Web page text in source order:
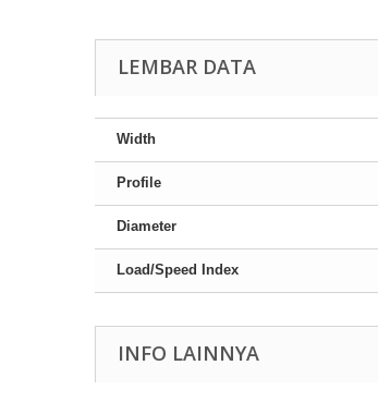
LEMBAR DATA
Width
Profile
Diameter
Load/Speed Index
INFO LAINNYA